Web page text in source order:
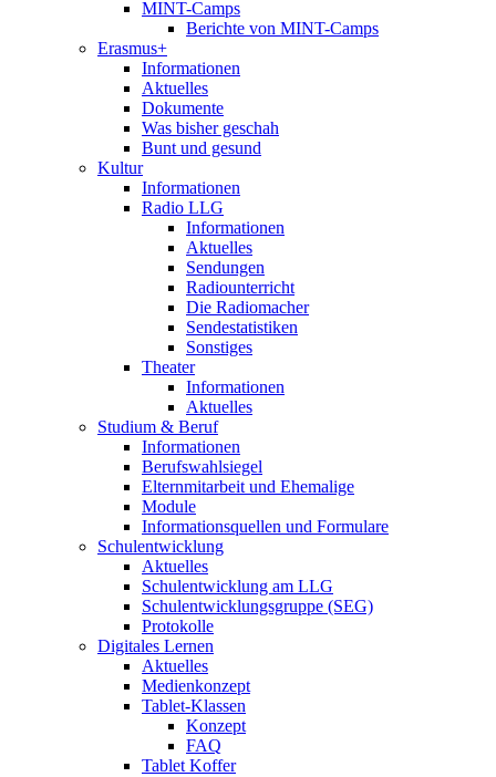
MINT-Camps
Berichte von MINT-Camps
Erasmus+
Informationen
Aktuelles
Dokumente
Was bisher geschah
Bunt und gesund
Kultur
Informationen
Radio LLG
Informationen
Aktuelles
Sendungen
Radiounterricht
Die Radiomacher
Sendestatistiken
Sonstiges
Theater
Informationen
Aktuelles
Studium & Beruf
Informationen
Berufswahlsiegel
Elternmitarbeit und Ehemalige
Module
Informationsquellen und Formulare
Schulentwicklung
Aktuelles
Schulentwicklung am LLG
Schulentwicklungsgruppe (SEG)
Protokolle
Digitales Lernen
Aktuelles
Medienkonzept
Tablet-Klassen
Konzept
FAQ
Tablet Koffer